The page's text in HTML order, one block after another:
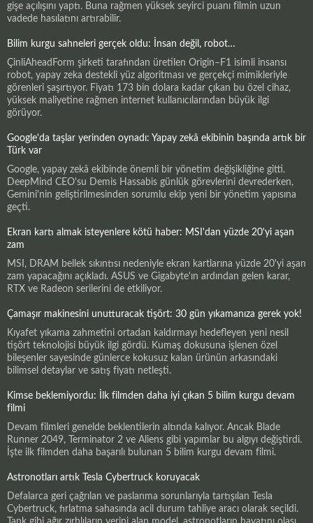
gişe açılışını yaptı. Buna rağmen yüksek seyirci puanı filmin uzun
vadede hasılatını artırabilir.
Bilim kurgu sahneleri gerçek oldu: İnsan değil, robot…
ÇinliAheadForm şirketi tarafından üretilen Origin–F1 isimli insansı
robot, yapay zeka destekli yüz algoritması ve gerçekçi mimikleriyle
görenleri şaşırtıyor. Fiyatı 173 bin dolara kadar çıkan bu özel cihaz,
yüksek maliyetine rağmen internet kullanıcılarından büyük ilgi
görüyor.
Google'da taşlar yerinden oynadı: Yapay zekâ ekibinin başında artık bir
Türk var
Google, yapay zekâ ekibinde önemli bir yönetim değişikliğine gitti.
DeepMind CEO'su Demis Hassabis günlük görevlerini devrederken,
Gemini'nin geliştirilmesinden sorumlu ekip yeni bir yönetim yapısına
geçti.
Ekran kartı almak isteyenlere kötü haber: MSI'dan yüzde 20'yi aşan
zam
MSI, DRAM bellek sıkıntısı nedeniyle ekran kartlarına yüzde 20'yi aşan
zam yapacağını açıkladı. ASUS ve Gigabyte'ın ardından gelen karar,
RTX ve Radeon serilerini de etkiliyor.
Çamaşır makinesini unutturacak tişört: 30 gün yıkamanıza gerek yok!
Kıyafet yıkama zahmetini ortadan kaldırmayı hedefleyen yeni nesil
tişört teknolojisi büyük ilgi gördü. Kumaş dokusuna işlenen özel
bileşenler sayesinde günlerce kokusuz kalan ürünün arkasındaki
bilimsel detaylar ve satış fiyatı netleşti.
Kimse beklemiyordu: İlk filmden daha iyi çıkan 5 bilim kurgu devam
filmi
Devam filmleri genelde beklentilerin altında kalıyor. Ancak Blade
Runner 2049, Terminator 2 ve Aliens gibi yapımlar bu algıyı değiştirdi.
İşte ilk filmden daha başarılı bulunan 5 bilim kurgu devam filmi.
Astronotları artık Tesla Cybertruck koruyacak
Defalarca geri çağrılan ve paslanma sorunlarıyla tartışılan Tesla
Cybertruck, fırlatma sahasında acil durum tahliye aracı olarak seçildi.